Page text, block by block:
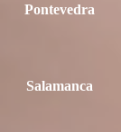
Pontevedra
Salamanca